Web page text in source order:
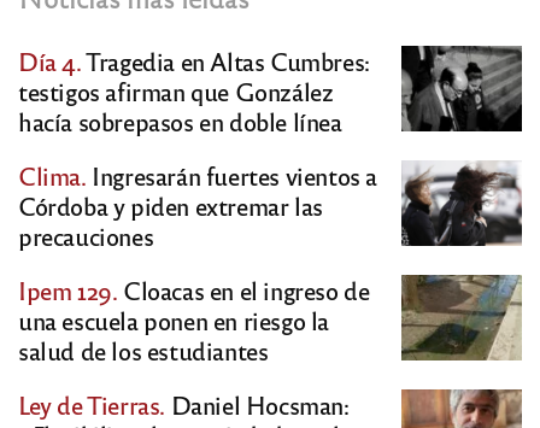
Día 4.Tragedia en Altas Cumbres:
testigos afirman que González
hacía sobrepasos en doble línea
Clima. Ingresarán fuertes vientos a
Córdoba y piden extremar las
precauciones
Ipem 129. Cloacas en el ingreso de
una escuela ponen en riesgo la
salud de los estudiantes
Ley de Tierras. Daniel Hocsman: